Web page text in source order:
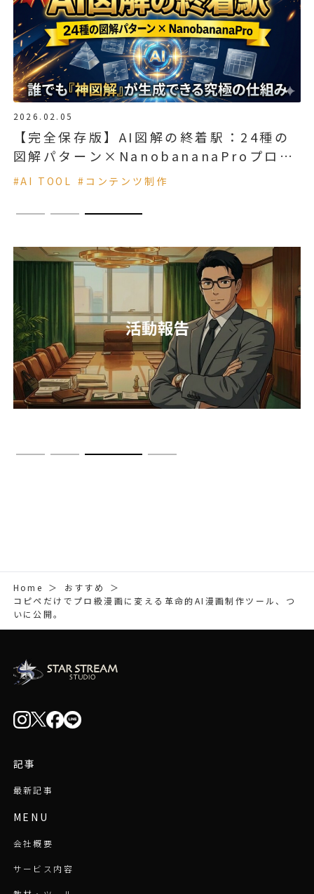
2026.02.05
【完全保存版】AI図解の終着駅：24種の
図解パターン×NanobananaProプロン
プト集｜誰でも「神図解」が生成できる究
#AI TOOL #コンテンツ制作
Home ＞ おすすめ
＞
コピペだけでプロ級漫画に変える革命的AI漫画制作ツール、つ
いに公開。
記事
最新記事
MENU
会社概要
サービス内容